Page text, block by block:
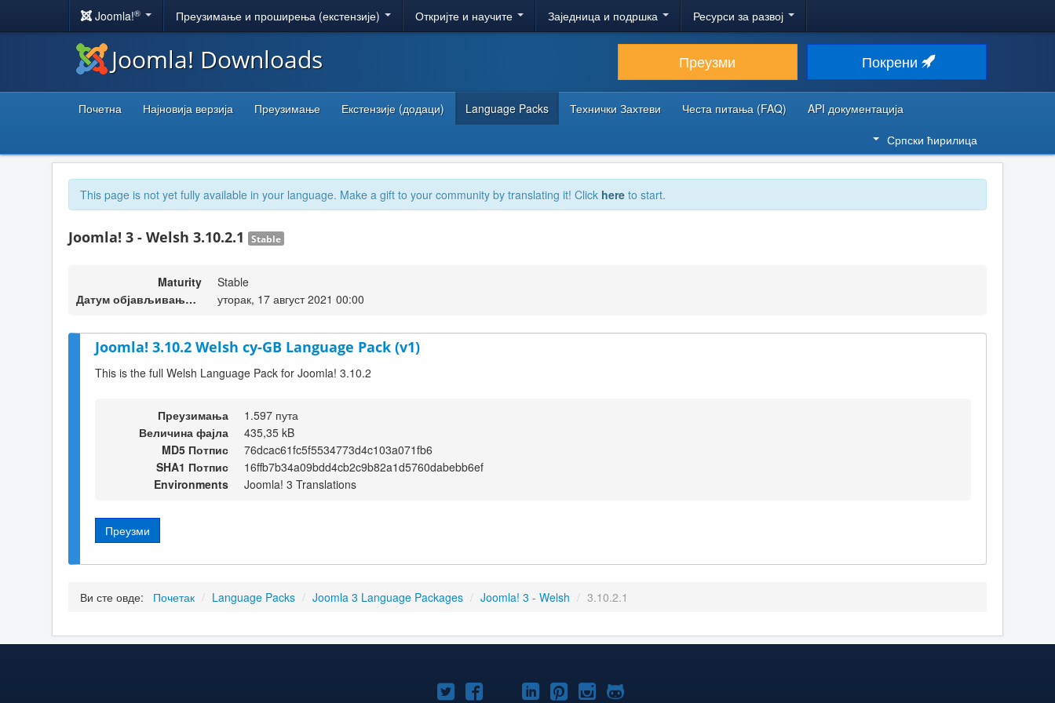
Joomla!® Преузимање и проширења (екстензије) Откријте и научите Заједница и подршка Ресурси за развој
Joomla! Downloads Преузми Покрени
Почетна Најновија верзија Преузимање Екстензије (додаци) Language Packs Технички Захтеви Честа питања (FAQ)
API документација
Српски ћирилица
This page is not yet fully available in your language. Make a gift to your community by translating it! Click here to start.
Joomla! 3 - Welsh 3.10.2.1 Stable
Maturity
Stable
Датум објављивања верзије
уторак, 17 август 2021 00:00
Joomla! 3.10.2 Welsh cy-GB Language Pack (v1)
This is the full Welsh Language Pack for Joomla! 3.10.2
Преузимања
1.597 пута
Величина фајла
435,35 kB
MD5 Потпис
76dcac61fc5f5534773d4c103a071fb6
SHA1 Потпис
16ffb7b34a09bdd4cb2c9b82a1d5760dabebb6ef
Environments
Joomla! 3 Translations
Преузми
Ви сте овде: Почетак / Language Packs / Joomla 3 Language Packages / Joomla! 3 - Welsh / 3.10.2.1
Joomla!Joomla!Joomla!
Joomla!Joomla!
Joomla!Joomla!